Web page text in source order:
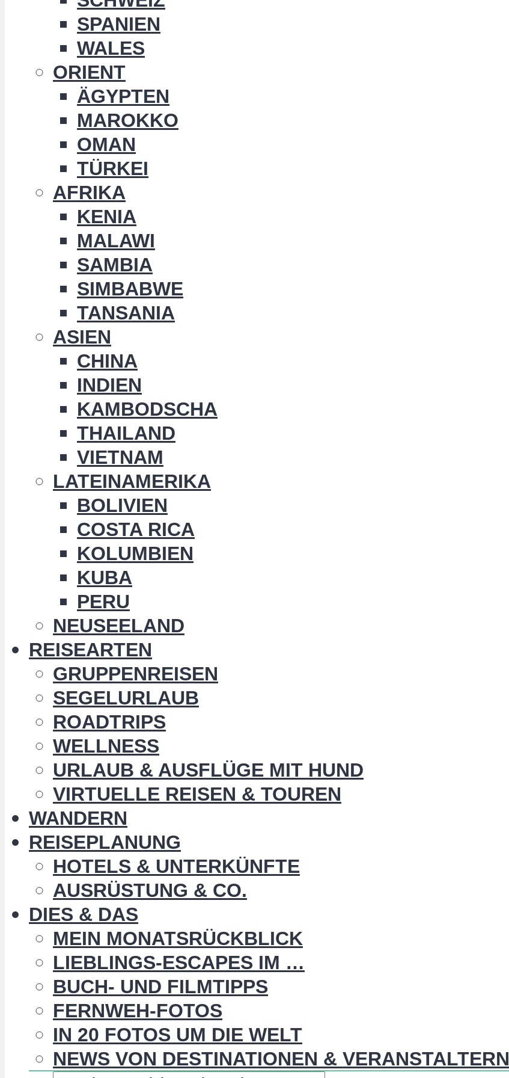
SPANIEN
WALES
ORIENT
ÄGYPTEN
MAROKKO
OMAN
TÜRKEI
AFRIKA
KENIA
MALAWI
SAMBIA
SIMBABWE
TANSANIA
ASIEN
CHINA
INDIEN
KAMBODSCHA
THAILAND
VIETNAM
LATEINAMERIKA
BOLIVIEN
COSTA RICA
KOLUMBIEN
KUBA
PERU
NEUSEELAND
REISEARTEN
GRUPPENREISEN
SEGELURLAUB
ROADTRIPS
WELLNESS
URLAUB & AUSFLÜGE MIT HUND
VIRTUELLE REISEN & TOUREN
WANDERN
REISEPLANUNG
HOTELS & UNTERKÜNFTE
AUSRÜSTUNG & CO.
DIES & DAS
MEIN MONATSRÜCKBLICK
LIEBLINGS-ESCAPES IM …
BUCH- UND FILMTIPPS
FERNWEH-FOTOS
IN 20 FOTOS UM DIE WELT
NEWS VON DESTINATIONEN & VERANSTALTERN